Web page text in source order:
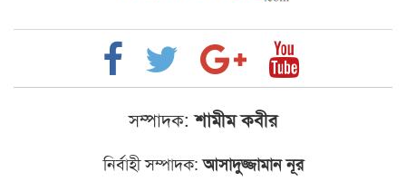
সম্পাদক: শামীম কবীর
নির্বাহী সম্পাদক:আসাদুজ্জামান নূর